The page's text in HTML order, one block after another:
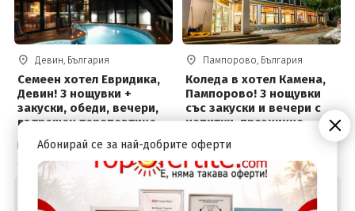
Девин, България
Семеен хотел Евридика,
Девин! 3 нощувки +
закуски, обеди, вечери,
вътрешен терапевтичен
басейн с минерална
вода, джакузи,
финландска сауна и
парна баня
Собствен транспорт
4 дни / 3 нощувки
Цена от:
лв.
Пампорово, България
Коледа в хотел Камена,
Пампорово! 3 нощувки
със закуски и вечери с
напитки, празнична
Коледна вечеря, сауна,
парна баня и паркинг
Собствен транспорт
4 дни / 3 нощувки
€
Абонирай се за най-добрите оферти